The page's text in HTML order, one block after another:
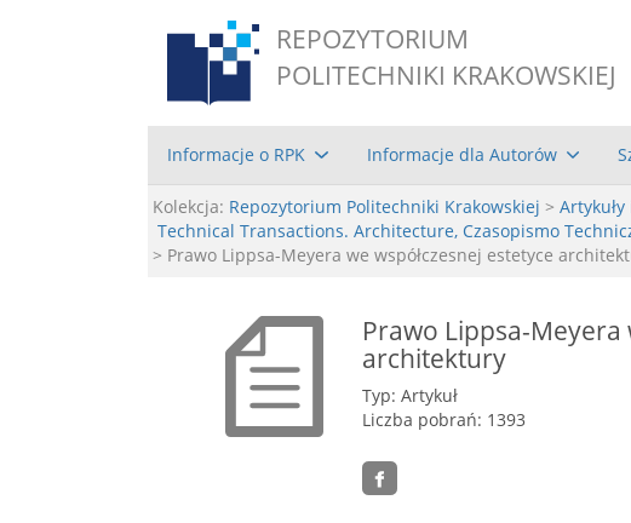
REPOZYTORIUM
POLITECHNIKI KRAKOWSKIEJ
Informacje o RPK Informacje dla Autorów
Kolekcja: Repozytorium Politechniki Krakowskiej >
Technical Transactions. Architecture, Czasopismo
> Prawo Lippsa-Meyera we współczesnej estetyce
Prawo Lippsa-Meyera
architektury
Typ: Artykuł
Liczba pobrań: 1393